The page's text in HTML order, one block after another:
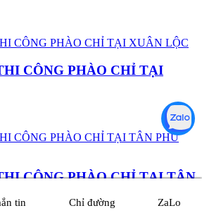
CÔNG PHÀO CHỈ TẠI
CÔNG PHÀO CHỈ TẠI TÂN
tin Chỉ đường ZaLo